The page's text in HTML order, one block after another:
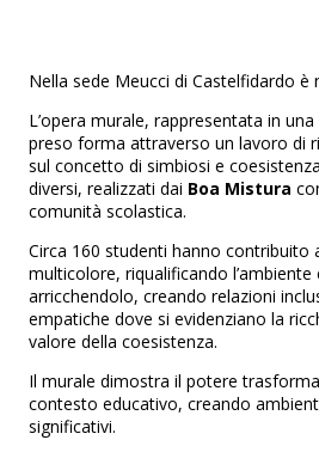
Nella sede Meucci di Castelfidardo è
L’opera murale, rappresentata in
preso forma attraverso un lavoro di
sul concetto di simbiosi e
diversi, realizzati dai Boa Mistura
comunità scolastica.
Circa 160 studenti hanno contribuito
multicolore, riqualificando l’ambiente
arricchendolo, creando relazioni
empatiche dove si evidenziano la
valore della coesistenza.
Il murale dimostra il potere
contesto educativo, creando
significativi.